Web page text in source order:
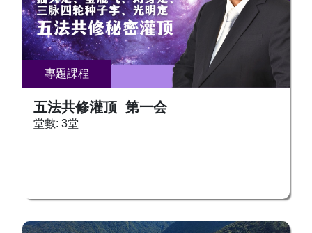
專題課程
五法共修灌顶 第一会
堂數: 3堂